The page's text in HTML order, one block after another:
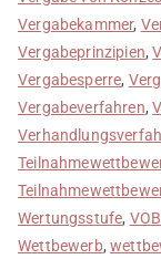
Vergabekammer,
Vergabeprinzipien,
Vergabesperre,
Vergabeverfahren,
Wertungsstufe,
Wettbewerb,